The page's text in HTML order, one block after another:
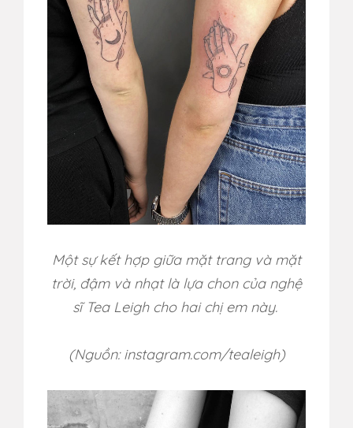
Một sự kết hợp giữa mặt trang và mặt
trời, đậm và nhạt là lựa chon của nghệ
sĩ Tea Leigh cho hai chị em này.
(Nguồn: instagram.com/tealeigh)